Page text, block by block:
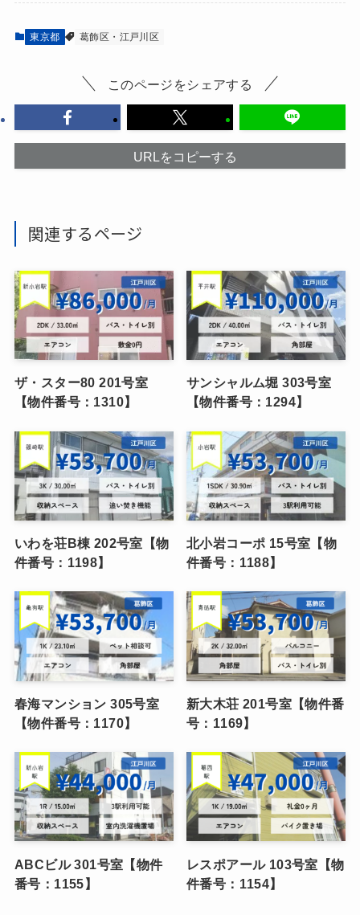
東京都 葛飾区・江戸川区
このページをシェアする
URLをコピーする
関連するページ
ザ・スター80 201号室
【物件番号：1310】
サンシャルム堀 303号室
【物件番号：1294】
いわを荘B棟 202号室【物
件番号：1198】
北小岩コーポ 15号室【物
件番号：1188】
春海マンション 305号室
【物件番号：1170】
新大木荘 201号室【物件番
号：1169】
ABCビル 301号室【物件
番号：1155】
レスポアール 103号室【物
件番号：1154】